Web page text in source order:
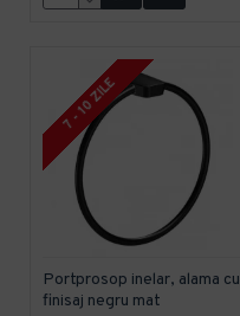
7 - 10 ZILE
Portprosop inelar, alama cu
finisaj negru mat